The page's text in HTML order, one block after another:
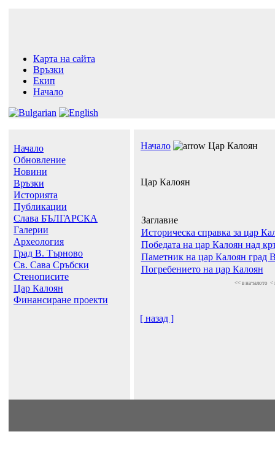
Карта на сайта
Връзки
Екип
Начало
Начало
Обновление
Новини
Връзки
Историята
Публикации
Слава БЪЛГАРСКА
Галерии
Археология
Град В. Търново
Св. Сава Сръбски
Стенописите
Цар Калоян
Финансиране проекти
Начало Цар Калоян
Цар Калоян
Заглавие
Историческа справка за цар
Победата на цар Калоян над
Паметник на цар Калоян град
Погребението на цар Калоян
<< в началото <
[ назад ]